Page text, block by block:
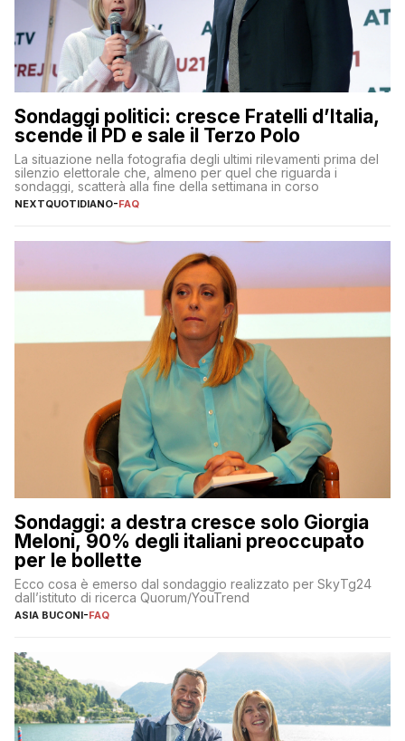
Sondaggi politici: cresce Fratelli d’Italia,
scende il PD e sale il Terzo Polo
La situazione nella fotografia degli ultimi rilevamenti prima del
silenzio elettorale che, almeno per quel che riguarda i
sondaggi, scatterà alla fine della settimana in corso
NEXTQUOTIDIANO-FAQ
Sondaggi: a destra cresce solo Giorgia
Meloni, 90% degli italiani preoccupato
per le bollette
Ecco cosa è emerso dal sondaggio realizzato per SkyTg24
dall’istituto di ricerca Quorum/YouTrend
ASIA BUCONI-FAQ